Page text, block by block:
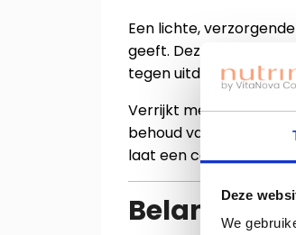
Deze
We
Een lichte,
geeft. Deze milky
tegen uitdroging, terwijl
Verrijkt met
behoud van een
laat een comfortabel,